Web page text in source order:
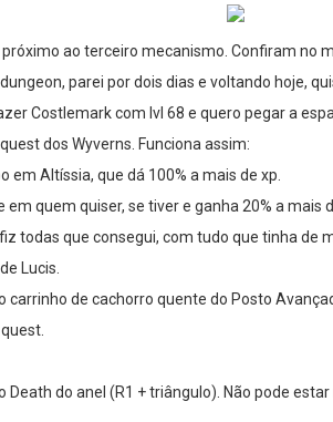
ao terceiro mecanismo. Confiram no
parei por dois dias e voltando hoje,
Costlemark com lvl 68 e quero pegar a
dos Wyverns. Funciona assim:
em Altíssia, que dá 100% a mais de xp.
quem quiser, se tiver e ganha 20% a mais
fiz todas que consegui, com tudo que tinha de
Lucis.
carrinho de cachorro quente do Posto
Death do anel (R1 + triângulo). Não pode